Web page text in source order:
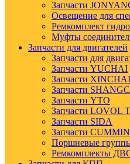
Запчасти
Освещение для
Ремкомплект
Муфты
Запчасти для двигателей
Запчасти для
Запчасти YUCHAI
Запчасти XINCHAI
Запчасти
Запчасти YTO
Запчасти LOVOL
Запчасти SIDA
Запчасти
Поршневые
Ремкомплекты